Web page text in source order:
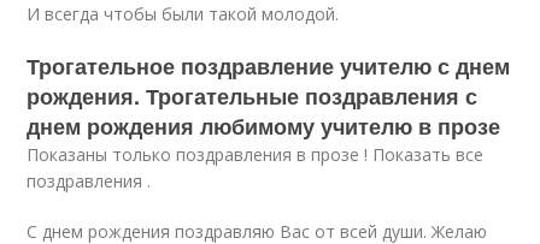
И всегда чтобы были такой молодой.
Трогательное поздравление учителю с днем
рождения. Трогательные поздравления с
днем рождения любимому учителю в прозе
Показаны только поздравления в прозе ! Показать все
поздравления .
С днем рождения поздравляю Вас от всей души. Желаю